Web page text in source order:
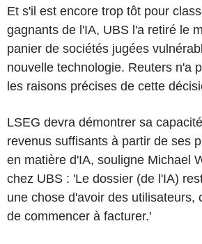
Et s'il est encore trop tôt pour
gagnants de l'IA, UBS l'a retiré le
panier de sociétés jugées
nouvelle technologie. Reuters n'a
les raisons précises de cette
LSEG devra démontrer sa
revenus suffisants à partir de ses
en matière d'IA, souligne Michael
chez UBS : 'Le dossier (de l'IA)
une chose d'avoir des utilisateurs,
de commencer à facturer.'